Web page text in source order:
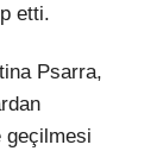
etti.
Psarra,
geçilmesi